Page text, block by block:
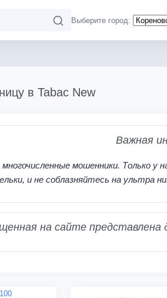
Выберите город:
в Tabac New
Важная
мошенники. Только
и не соблазняйтесь на ультра
на сайте представлена